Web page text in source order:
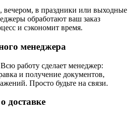
вечером, в праздники или выходные
обработают ваш заказ
и сэкономит время.
менеджера
Всю работу сделает менеджер:
и получение документов,
Просто будьте на связи.
доставке